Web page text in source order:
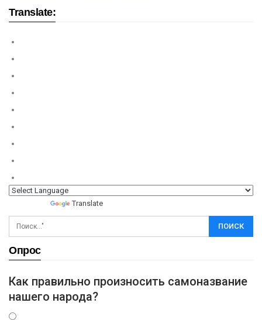
Translate:
Translate
Опрос
Как правильно произносить самоназвание
нашего народа?